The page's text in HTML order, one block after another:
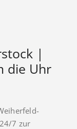
|
die Uhr
7 zur